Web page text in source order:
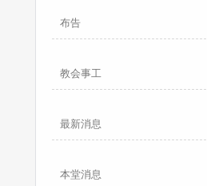
布告
教会事工
最新消息
本堂消息